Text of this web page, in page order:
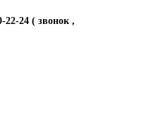
24 ( звонок ,